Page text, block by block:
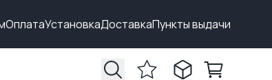
ОплатаУстановкаДоставкаПункты выдачи